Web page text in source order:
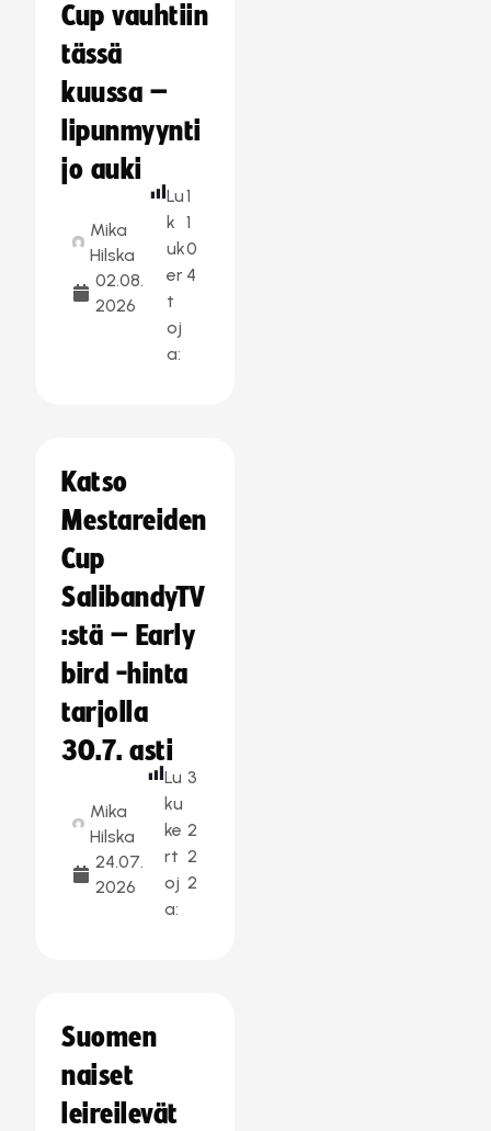
Cup vauhtiin
tässä
kuussa –
lipunmyynti
jo auki
Mika
Hilska
02.08.
2026
Lu
k
uk
er
t
oj
a:
1
1
0
4
Katso
Mestareiden
Cup
SalibandyTV
:stä – Early
bird -hinta
tarjolla
30.7. asti
Mika
Hilska
24.07.
2026
Lu
ku
ke
rt
oj
a:
3
2
2
2
Suomen
naiset
leireilevät